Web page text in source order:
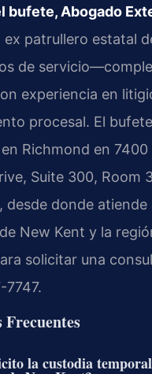
bufete, Abogado
ex patrullero estatal
de
experiencia en
procesal. El
Richmond en
Suite 300, Room
desde donde atiende
New Kent y la
solicitar una
7747.
Frecuentes
la custodia